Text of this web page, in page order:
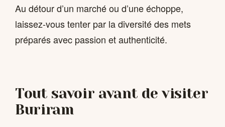
Au détour d’un marché ou d’une échoppe,
laissez-vous tenter par la diversité des mets
préparés avec passion et authenticité.
Tout savoir avant de visiter
Buriram